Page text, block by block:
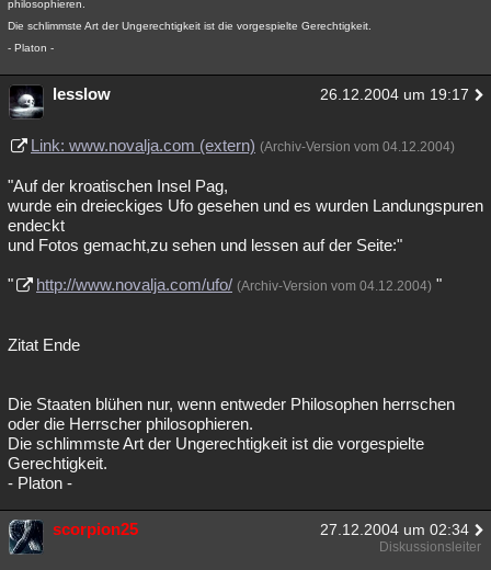
philosophieren.
Die schlimmste Art der Ungerechtigkeit ist die vorgespielte Gerechtigkeit.
- Platon -
lesslow 26.12.2004 um 19:17
Link: www.novalja.com (extern) (Archiv-Version vom 04.12.2004)
"Auf der kroatischen Insel Pag,
wurde ein dreieckiges Ufo gesehen und es wurden Landungspuren
endeckt
und Fotos gemacht,zu sehen und lessen auf der Seite:"
" http://www.novalja.com/ufo/ (Archiv-Version vom 04.12.2004) "
Zitat Ende
Die Staaten blühen nur, wenn entweder Philosophen herrschen
oder die Herrscher philosophieren.
Die schlimmste Art der Ungerechtigkeit ist die vorgespielte
Gerechtigkeit.
- Platon -
scorpion25 27.12.2004 um 02:34
Diskussionsleiter